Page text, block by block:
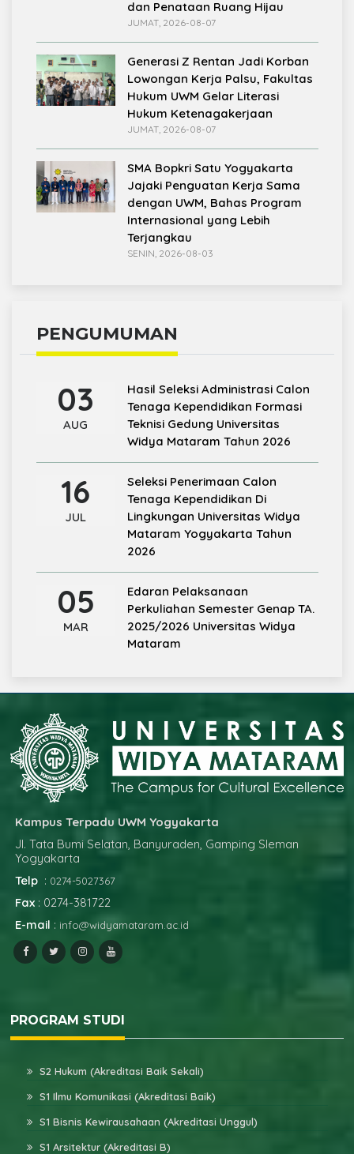
dan Penataan Ruang Hijau
JUMAT, 2026-08-07
Generasi Z Rentan Jadi Korban
Lowongan Kerja Palsu, Fakultas
Hukum UWM Gelar Literasi
Hukum Ketenagakerjaan
JUMAT, 2026-08-07
SMA Bopkri Satu Yogyakarta
Jajaki Penguatan Kerja Sama
dengan UWM, Bahas Program
Internasional yang Lebih
Terjangkau
SENIN, 2026-08-03
PENGUMUMAN
03
AUG
Hasil Seleksi Administrasi Calon
Tenaga Kependidikan Formasi
Teknisi Gedung Universitas
Widya Mataram Tahun 2026
16
JUL
Seleksi Penerimaan Calon
Tenaga Kependidikan Di
Lingkungan Universitas Widya
Mataram Yogyakarta Tahun
2026
05
MAR
Edaran Pelaksanaan
Perkuliahan Semester Genap TA.
2025/2026 Universitas Widya
Mataram
Kampus Terpadu UWM Yogyakarta
Jl. Tata Bumi Selatan, Banyuraden, Gamping Sleman
Yogyakarta
Telp : 0274-5027367
Fax : 0274-381722
E-mail : info@widyamataram.ac.id
PROGRAM STUDI
S2 Hukum (Akreditasi Baik Sekali)
S1 Ilmu Komunikasi (Akreditasi Baik)
S1 Bisnis Kewirausahaan (Akreditasi Unggul)
S1 Arsitektur (Akreditasi B)